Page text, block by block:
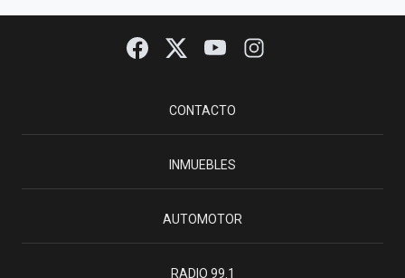
CONTACTO
INMUEBLES
AUTOMOTOR
RADIO 99.1